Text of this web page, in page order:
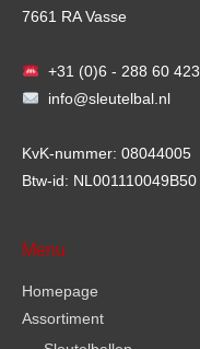
7661 RA Vasse
+31 (0)6 - 288 60 423
info@sleutelbal.nl
KvK-nummer: 08044005
Btw-id: NL001110049B50
Menu
Homepage
Assortiment